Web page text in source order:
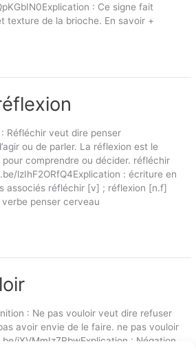
: Ce signe fait
texture de la brioche. En savoir +
Réfléchir veut dire penser
ou de parler. La réflexion est le
comprendre ou décider. réfléchir
lzIhF2ORfQ4Explication : écriture en
associés réfléchir [v] ; réflexion [n.f]
penser cerveau
: Ne pas vouloir veut dire refuser
avoir envie de le faire. ne pas vouloir
iXVMmIz7RbwExplication : Négation